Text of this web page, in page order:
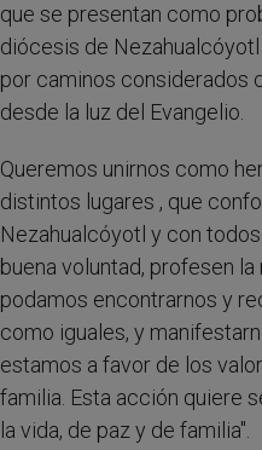
que se presentan como
diócesis de
por caminos considerados
desde la luz del Evangelio.
Queremos unirnos como
distintos lugares , que
Nezahualcóyotl y con
buena voluntad, profesen
podamos encontrarnos y
como iguales, y
estamos a favor de los
familia. Esta acción quiere
la vida, de paz y de familia".